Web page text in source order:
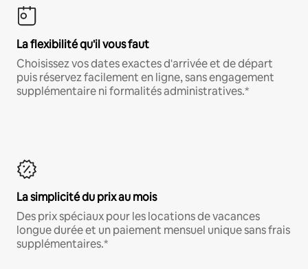
La flexibilité qu'il vous faut
Choisissez vos dates exactes d'arrivée et de départ
puis réservez facilement en ligne, sans engagement
supplémentaire ni formalités administratives.*
La simplicité du prix au mois
Des prix spéciaux pour les locations de vacances
longue durée et un paiement mensuel unique sans frais
supplémentaires.*